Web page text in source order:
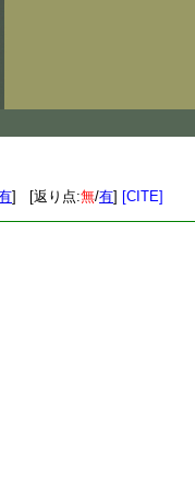
] [返り点:無/有] [CITE]